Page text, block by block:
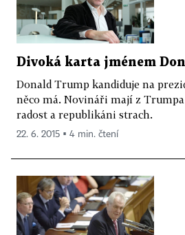
Divoká karta jménem
Donald Trump kandiduje na
něco má. Novináři mají z
radost a republikáni strach.
22. 6. 2015 ▪ 4 min. čtení